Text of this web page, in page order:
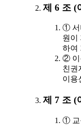
제 6 조 (
① 서
원이
하여
② 이
친권
이용
제 7 조 (
① 교